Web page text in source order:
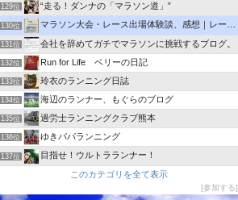
129位 “走る！ダンナの「マラソン道」”
130位 マラソン大会・レース出場体験談、感想｜レース中の写真まである
131位 会社を辞めてガチでマラソンに挑戦するブログ。
132位 Run for Life ベリーの日記
133位 玲衣のランニング日誌
134位 海辺のランナー、もぐらのブログ
135位 過労士ランニングクラブ熊本
136位 ゆきパパランニング
137位
目指せ！ウルトラランナー！
このカテゴリを全て表示
参加する